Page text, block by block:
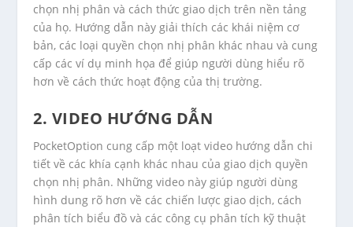
chọn nhị phân và cách thức giao dịch trên nền tảng
của họ. Hướng dẫn này giải thích các khái niệm cơ
bản, các loại quyền chọn nhị phân khác nhau và cung
cấp các ví dụ minh họa để giúp người dùng hiểu rõ
hơn về cách thức hoạt động của thị trường.
2. VIDEO HƯỚNG DẪN
PocketOption cung cấp một loạt video hướng dẫn chi
tiết về các khía cạnh khác nhau của giao dịch quyền
chọn nhị phân. Những video này giúp người dùng
hình dung rõ hơn về các chiến lược giao dịch, cách
phân tích biểu đồ và các công cụ phân tích kỹ thuật